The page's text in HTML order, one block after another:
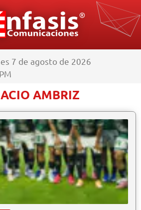
7 de agosto de 2026
AMBRIZ